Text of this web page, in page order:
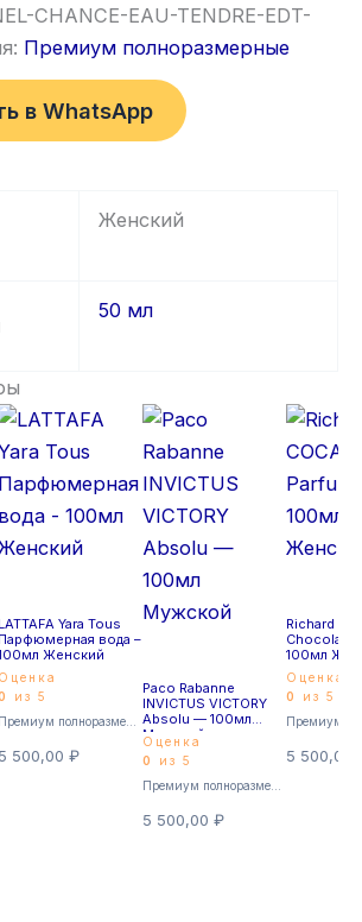
CHANCE-EAU-TENDRE-EDT-
Премиум полноразмерные
в WhatsApp
Женский
50 мл
LATTAFA Yara Tous
Парфюмерная вода –
Женский
Оценка
из 5
5 500,00₽
Премиум полноразмерные
Paco Rabanne
INVICTUS VICTORY
Absolu — 100мл
Мужской
Оценка
0
из 5
5 500,00 ₽
Richard
Chocola
100мл
Оценка
0
из 5
5 500,00